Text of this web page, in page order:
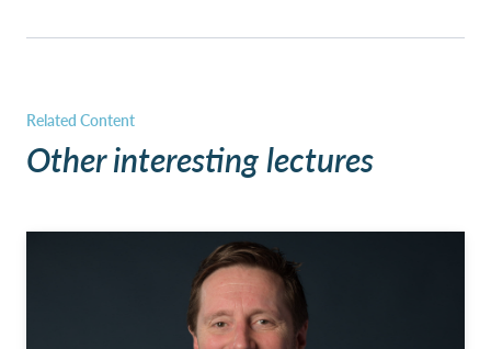
Other interesting lectures